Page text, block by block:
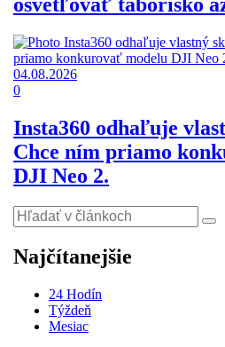
04.08.2026
0
Insta360 odhaľuje
Chce ním priamo
DJI Neo 2.
Najčítanejšie
24 Hodín
Týždeň
Mesiac